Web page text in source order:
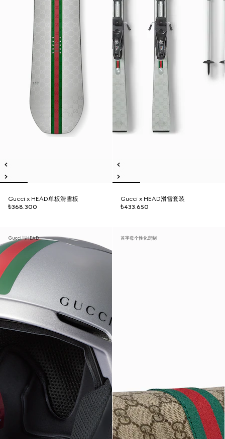
Gucci x HEAD单板滑雪板
₺368.300
Gucci x HEAD滑雪套装
₺433.650
Gucci与HEAD 首字母个性化定制